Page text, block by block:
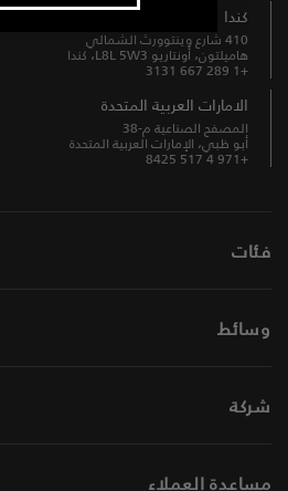
كندا
410 شارع وينتوورث الشمالي
هاميلتون، أونتاريو L8L 5W3، كندا
+1 289 667 3131
الامارات العربية المتحدة
المصفح الصناعية م-38
أبو ظبي، الإمارات العربية المتحدة
+971 4 517 8425
فئات
وسائط
شركة
مساعدة العملاء